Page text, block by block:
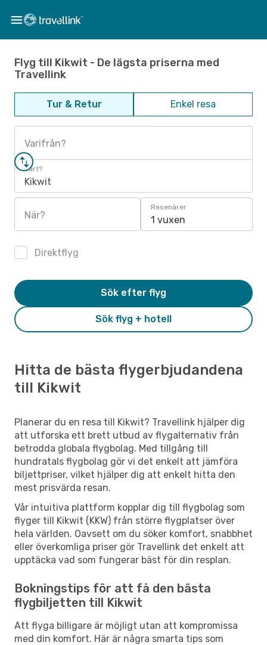
Flyg till Kikwit - De lägsta priserna med
Travellink
Tur & Retur Enkel resa
Varifrån?
Vart?
Kikwit
När?
Resenärer
1 vuxen
Direktflyg
Sök flyg + hotell
Sök efter flyg
Hitta de bästa flygerbjudandena
till Kikwit
Planerar du en resa till Kikwit? Travellink hjälper dig
att utforska ett brett utbud av flygalternativ från
betrodda globala flygbolag. Med tillgång till
hundratals flygbolag gör vi det enkelt att jämföra
biljettpriser, vilket hjälper dig att enkelt hitta den
mest prisvärda resan.
Vår intuitiva plattform kopplar dig till flygbolag som
flyger till Kikwit (KKW) från större flygplatser över
hela världen. Oavsett om du söker komfort, snabbhet
eller överkomliga priser gör Travellink det enkelt att
upptäcka vad som fungerar bäst för din resplan.
Bokningstips för att få den bästa
flygbiljetten till Kikwit
Att flyga billigare är möjligt utan att kompromissa
med din komfort. Här är några smarta tips som